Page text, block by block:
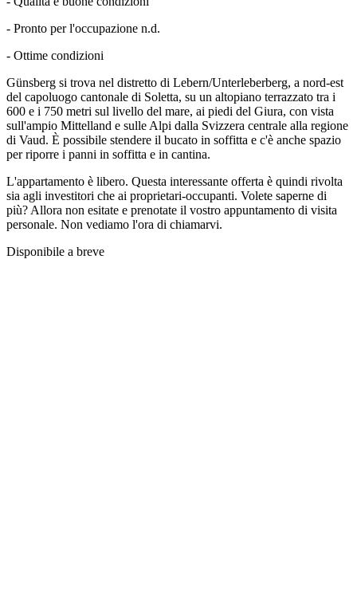
- Pronto per l'occupazione n.d.
- Ottime condizioni
Günsberg si trova nel distretto di Lebern/Unterleberberg, a nord-est
del capoluogo cantonale di Soletta, su un altopiano terrazzato tra i
600 e i 750 metri sul livello del mare, ai piedi del Giura, con vista
sull'ampio Mittelland e sulle Alpi dalla Svizzera centrale alla regione
di Vaud. È possibile stendere il bucato in soffitta e c'è anche spazio
per riporre i panni in soffitta e in cantina.
L'appartamento è libero. Questa interessante offerta è quindi rivolta
sia agli investitori che ai proprietari-occupanti. Volete saperne di
più? Allora non esitate e prenotate il vostro appuntamento di visita
personale. Non vediamo l'ora di chiamarvi.
Disponibile a breve